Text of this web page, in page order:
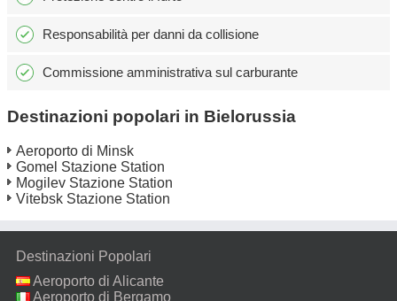
Responsabilità per danni da collisione
Commissione amministrativa sul carburante
Destinazioni popolari in Bielorussia
Aeroporto di Minsk
Gomel Stazione Station
Mogilev Stazione Station
Vitebsk Stazione Station
Destinazioni Popolari
Aeroporto di Alicante
Aeroporto di Bergamo